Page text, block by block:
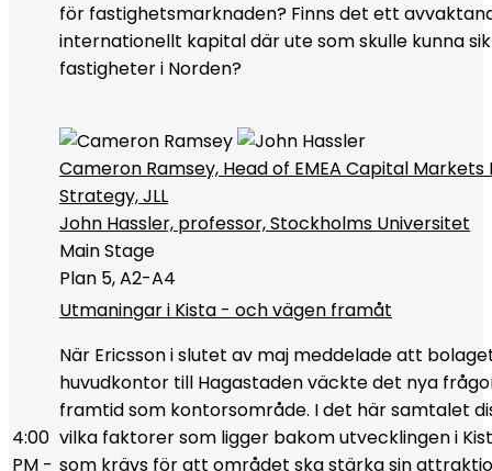
för fastighetsmarknaden? Finns det ett
internationellt kapital där ute som skulle kunna
fastigheter i Norden?
Cameron Ramsey, Head of EMEA Capital Markets
Strategy, JLL
John Hassler, professor, Stockholms Universitet
Main Stage
Plan 5, A2-A4
4:00
PM -
Utmaningar i Kista - och vägen framåt
När Ericsson i slutet av maj meddelade att
huvudkontor till Hagastaden väckte det nya
framtid som kontorsområde. I det här samtalet
vilka faktorer som ligger bakom utvecklingen i
som krävs för att området ska stärka sin